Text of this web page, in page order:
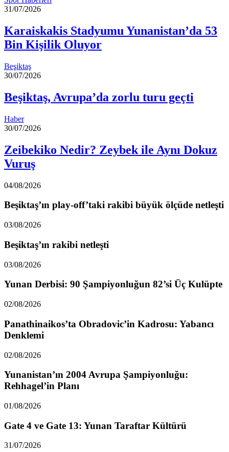
31/07/2026
Karaiskakis Stadyumu Yunanistan’da 53
Bin Kişilik Oluyor
Beşiktaş
30/07/2026
Beşiktaş, Avrupa’da zorlu turu geçti
Haber
30/07/2026
Zeibekiko Nedir? Zeybek ile Aynı Dokuz
Vuruş
04/08/2026
Beşiktaş’ın play-off’taki rakibi büyük ölçüde netleşti
03/08/2026
Beşiktaş’ın rakibi netleşti
03/08/2026
Yunan Derbisi: 90 Şampiyonluğun 82’si Üç Kulüpte
02/08/2026
Panathinaikos’ta Obradovic’in Kadrosu: Yabancı
Denklemi
02/08/2026
Yunanistan’ın 2004 Avrupa Şampiyonluğu:
Rehhagel’in Planı
01/08/2026
Gate 4 ve Gate 13: Yunan Taraftar Kültürü
31/07/2026